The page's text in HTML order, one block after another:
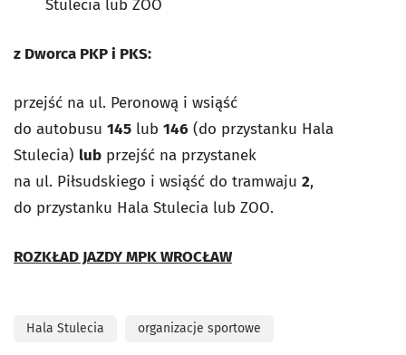
Stulecia lub ZOO
z Dworca PKP i PKS:
przejść na ul. Peronową i wsiąść
do autobusu 145 lub 146 (do przystanku Hala
Stulecia) lub przejść na przystanek
na ul. Piłsudskiego i wsiąść do tramwaju 2,
do przystanku Hala Stulecia lub ZOO.
ROZKŁAD JAZDY MPK WROCŁAW
Hala Stulecia organizacje sportowe